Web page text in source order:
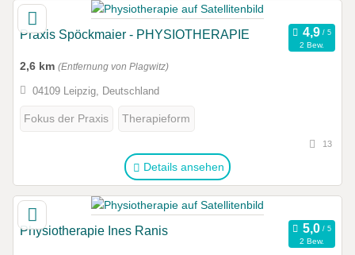
Praxis Spöckmaier - PHYSIOTHERAPIE
2 Bew.
2,6 km (Entfernung von Plagwitz)
04109 Leipzig, Deutschland
Fokus der Praxis Therapieform
13
Details ansehen
Physiotherapie Ines Ranis
2 Bew.